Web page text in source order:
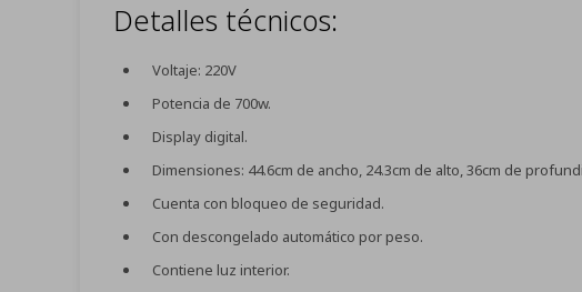
Detalles técnicos:
Voltaje: 220V
Potencia de 700w.
Display digital.
Dimensiones: 44.6cm de ancho, 24.3cm de alto, 36cm de
Cuenta con bloqueo de seguridad.
Con descongelado automático por peso.
Contiene luz interior.